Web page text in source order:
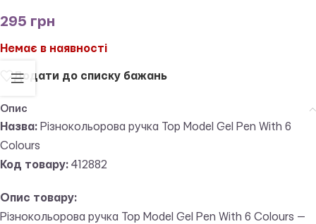
295 грн
Немає в наявності
Додати до списку бажань
Опис
Назва: Різнокольорова ручка Top Model Gel Pen With 6
Colours
Код товару: 412882
Опис товару:
Різнокольорова ручка Top Model Gel Pen With 6 Colours —